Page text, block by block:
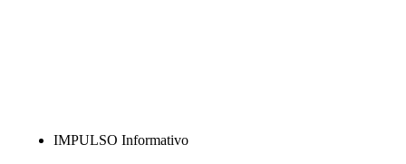
IMPULSO Informativo